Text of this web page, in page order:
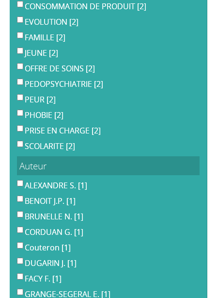
CONSOMMATION DE PRODUIT [2]
EVOLUTION [2]
FAMILLE [2]
JEUNE [2]
OFFRE DE SOINS [2]
PEDOPSYCHIATRIE [2]
PEUR [2]
PHOBIE [2]
PRISE EN CHARGE [2]
SCOLARITE [2]
Auteur
ALEXANDRE S. [1]
BENOIT J.P. [1]
BRUNELLE N. [1]
CORDUAN G. [1]
Couteron [1]
DUGARIN J. [1]
FACY F. [1]
GRANGE-SEGERAL E. [1]